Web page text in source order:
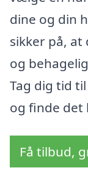
dine og din
sikker på,
og
Tag dig tid
og finde det
Få tilbud,